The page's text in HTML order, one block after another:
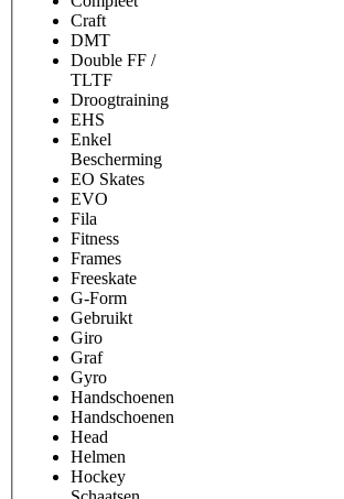
Craft
DMT
Double FF /
TLTF
Droogtraining
EHS
Enkel
Bescherming
EO Skates
EVO
Fila
Fitness
Frames
Freeskate
G-Form
Gebruikt
Giro
Graf
Gyro
Handschoenen
Handschoenen
Head
Helmen
Hockey